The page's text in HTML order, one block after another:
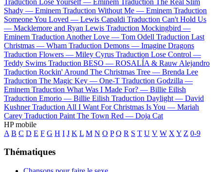
Shady — Eminem Traduction Without Me — Eminem Traduction
Someone You Loved — Lewis Capaldi Traduction Can't Hold Us
— Macklemore and Ryan Lewis Traduction Mockingbird —
Eminem Traduction Another Love — Tom Odell Traduction Last
Christmas — Wham Traduction Demons — Imagine Dragons
Traduction Flowers — Miley Cyrus Traduction Lose Control —
Teddy Swims Traduction BESO — ROSALÍA & Rauw Alejandro
Traduction Rockin' Around The Christmas Tree — Brenda Lee
Traduction The Magic Key — One-T Traduction Godzilla —
Eminem Traduction What Was I Made For? — Billie Eilish
Traduction Emorio — Billie Eilish Traduction Daylight — David
Kushner Traduction All I Want For Christmas Is You — Mariah
Carey Traduction Paint The Town Red — Doja Cat
HP mobile
A B C D E F G H I J K L M N O P Q R S T U V W X Y Z 0-9
Thématiques